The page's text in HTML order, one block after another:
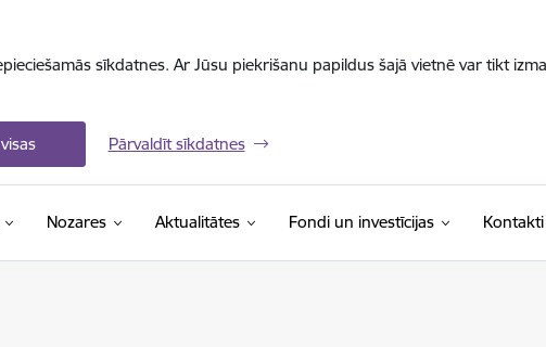
sīkdatnes. Ar Jūsu piekrišanu papildus šajā vietnē var tikt
Pārvaldīt sīkdatnes
Nozares Aktualitātes Fondi un investīcijas Kontakti